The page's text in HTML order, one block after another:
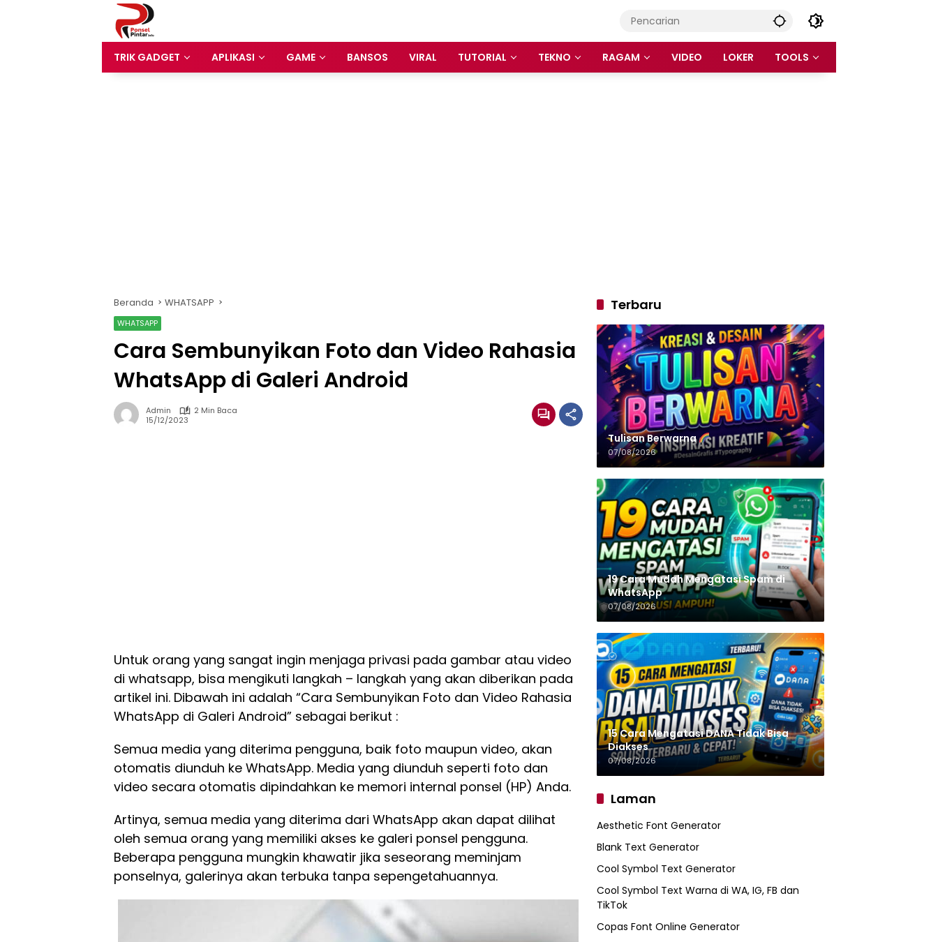
TRIK GADGET
APLIKASI GAME BANSOS VIRAL TUTORIAL TEKNO RAGAM VIDEO LOKER TOOLS
Beranda WHATSAPP
WHATSAPP
Cara Sembunyikan Foto dan Video Rahasia
WhatsApp di Galeri Android
Admin
2 Min Baca
15/12/2023
Untuk orang yang sangat ingin menjaga privasi pada gambar atau video
di whatsapp, bisa mengikuti langkah – langkah yang akan diberikan pada
artikel ini. Dibawah ini adalah “Cara Sembunyikan Foto dan Video Rahasia
WhatsApp di Galeri Android” sebagai berikut :
Semua media yang diterima pengguna, baik foto maupun video, akan
otomatis diunduh ke WhatsApp. Media yang diunduh seperti foto dan
video secara otomatis dipindahkan ke memori internal ponsel (HP) Anda.
Artinya, semua media yang diterima dari WhatsApp akan dapat dilihat
oleh semua orang yang memiliki akses ke galeri ponsel pengguna.
Beberapa pengguna mungkin khawatir jika seseorang meminjam
ponselnya, galerinya akan terbuka tanpa sepengetahuannya.
Terbaru
Tulisan‌‌‌‌‌‌‌‌‌‌‌‌‌‌‌‌ Berwarna
07/08/2026
19 Cara Mudah Mengatasi Spam di
WhatsApp
07/08/2026
15 Cara Mengatasi DANA Tidak Bisa
Diakses
07/08/2026
Laman
Aesthetic Font Generator
Blank Text Generator
Cool Symbol Text Generator
Cool Symbol Text Warna di WA, IG, FB dan
TikTok
Copas Font Online Generator